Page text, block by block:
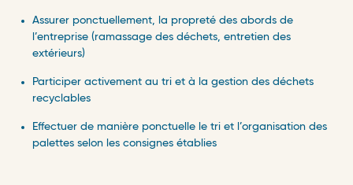
Assurer ponctuellement, la propreté des abords de
l’entreprise (ramassage des déchets, entretien des
extérieurs)
Participer activement au tri et à la gestion des déchets
recyclables
Effectuer de manière ponctuelle le tri et l’organisation des
palettes selon les consignes établies